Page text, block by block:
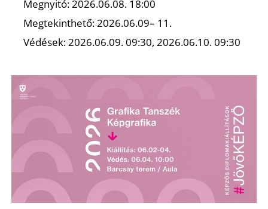
Megnyitó: 2026.06.08. 18:00
Megtekinthető: 2026.06.09– 11.
Védések: 2026.06.09. 09:30, 2026.06.10. 09:30